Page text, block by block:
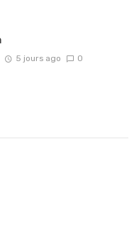
5 jours ago 0